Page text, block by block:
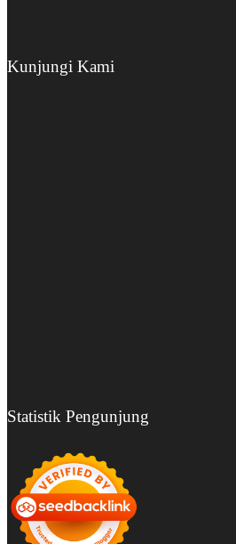
Kunjungi Kami
Statistik Pengunjung